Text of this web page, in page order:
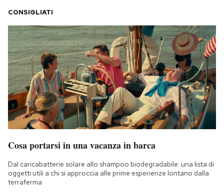
CONSIGLIATI
Cosa portarsi in una vacanza in barca
Dal caricabatterie solare allo shampoo biodegradabile: una lista di
oggetti utili a chi si approccia alle prime esperienze lontano dalla
terraferma